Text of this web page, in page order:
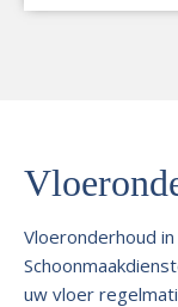
Vloeronderhoud
uw vloer